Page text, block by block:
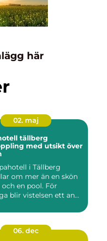
här
02. maj
tällberg
med utsikt över
i Tällberg
om mer än en skön
och en pool. För
blir vistelsen ett an...
06. dec